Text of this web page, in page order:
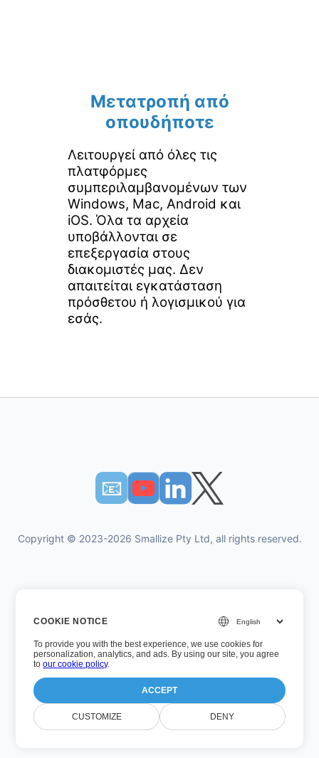
Μετατροπή από
οπουδήποτε
Λειτουργεί από όλες τις
πλατφόρμες
συμπεριλαμβανομένων των
Windows, Mac, Android και
iOS. Όλα τα αρχεία
υποβάλλονται σε
επεξεργασία στους
διακομιστές μας. Δεν
απαιτείται εγκατάσταση
πρόσθετου ή λογισμικού για
εσάς.
📧︎
Copyright © 2023-2026 Smallize Pty Ltd, all rights reserved.
Πολιτική Απορρήτου
Οροι χρήσης
Εκτελεστική πρόσβαση
Αριθμός έκδοσης: 26.7.5
Τελευταία ενημέρωση: Τετάρτη, 5 Αυγούστου 2026
COOKIE NOTICE
To provide you with the best experience, we use cookies for
personalization, analytics, and ads. By using our site, you agree
toour cookie policy.
ACCEPT
CUSTOMIZE DENY